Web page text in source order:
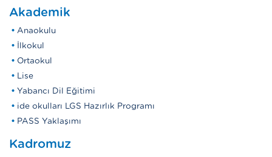
Akademik
Anaokulu
İlkokul
Ortaokul
Lise
Yabancı Dil Eğitimi
ide okulları LGS Hazırlık Programı
PASS Yaklaşımı
Kadromuz